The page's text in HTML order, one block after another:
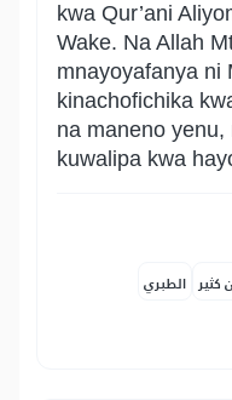
kwa Qur’ani
Wake. Na Allah
mnayoyafanya ni
kinachofichika
na maneno
kuwalipa kwa
كثير الطبري